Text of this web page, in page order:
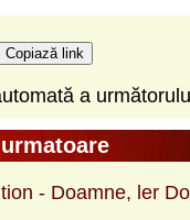
Copiază link
a
- Doamne, ler